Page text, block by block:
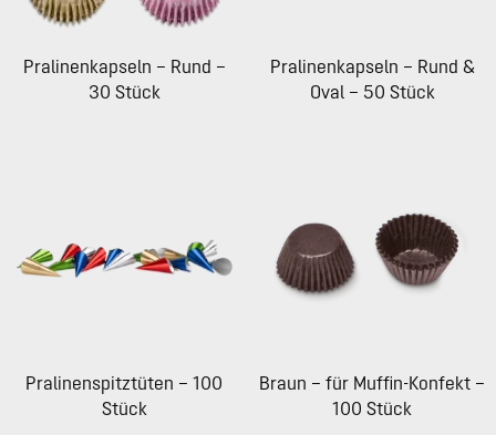
Pralinenkapseln – Rund –
30 Stück
Pralinenkapseln – Rund &
Oval – 50 Stück
Pralinenspitztüten – 100
Stück
Braun – für Muffin-Konfekt –
100 Stück